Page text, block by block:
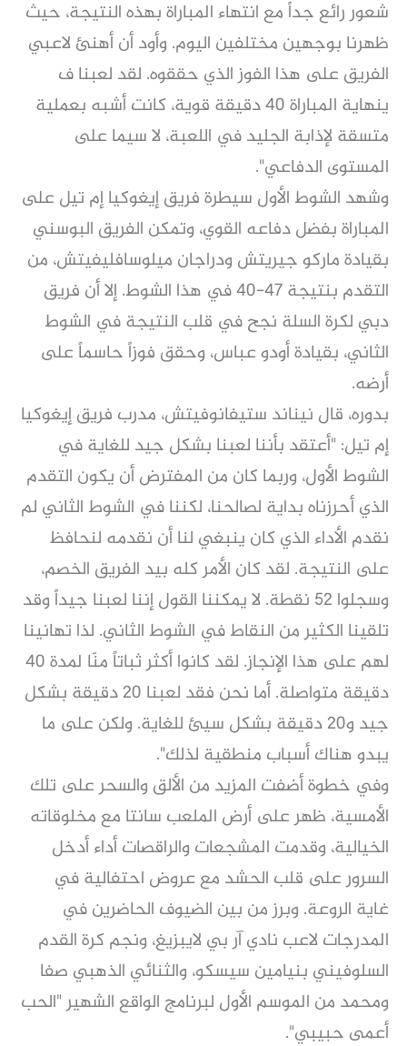
شعور رائع جداً مع انتهاء المباراة بهذه النتيجة، حيث
ظهرنا بوجهين مختلفين اليوم. وأود أن أهنئ لاعبي
الفريق على هذا الفوز الذي حققوه. لقد لعبنا ف
ينهاية المباراة 40 دقيقة قوية، كانت أشبه بعملية
متسقة لإذابة الجليد في اللعبة، لا سيما على
المستوى الدفاعي".
وشهد الشوط الأول سيطرة فريق إيغوكيا إم تيل على
المباراة بفضل دفاعه القوي، وتمكن الفريق البوسني
بقيادة ماركو جيريتش ودراجان ميلوسافليفيتش، من
التقدم بنتيجة 47-40 في هذا الشوط. إلا أن فريق
دبي لكرة السلة نجح في قلب النتيجة في الشوط
الثاني، بقيادة أودو عباس، وحقق فوزاً حاسماً على
أرضه.
بدوره، قال نيناند ستيفانوفيتش، مدرب فريق إيغوكيا
إم تيل: "أعتقد بأننا لعبنا بشكل جيد للغاية في
الشوط الأول، وربما كان من المفترض أن يكون التقدم
الذي أحرزناه بداية لصالحنا، لكننا في الشوط الثاني لم
نقدم الأداء الذي كان ينبغي لنا أن نقدمه لنحافظ
على النتيجة. لقد كان الأمر كله بيد الفريق الخصم،
وسجلوا 52 نقطة. لا يمكننا القول إننا لعبنا جيداً وقد
تلقينا الكثير من النقاط في الشوط الثاني. لذا تهانينا
لهم على هذا الإنجاز. لقد كانوا أكثر ثباتاً منّا لمدة 40
دقيقة متواصلة. أما نحن فقد لعبنا 20 دقيقة بشكل
جيد و20 دقيقة بشكل سيئ للغاية. ولكن على ما
يبدو هناك أسباب منطقية لذلك".
وفي خطوة أضفت المزيد من الألق والسحر على تلك
الأمسية، ظهر على أرض الملعب سانتا مع مخلوقاته
الخيالية، وقدمت المشجعات والراقصات أداء أدخل
السرور على قلب الحشد مع عروض احتفالية في
غاية الروعة. وبرز من بين الضيوف الحاضرين في
المدرجات لاعب نادي آر بي لايبزيغ، ونجم كرة القدم
السلوفيني بنيامين سيسكو، والثنائي الذهبي صفا
ومحمد من الموسم الأول لبرنامج الواقع الشهير "الحب
أعمى حبيبي".